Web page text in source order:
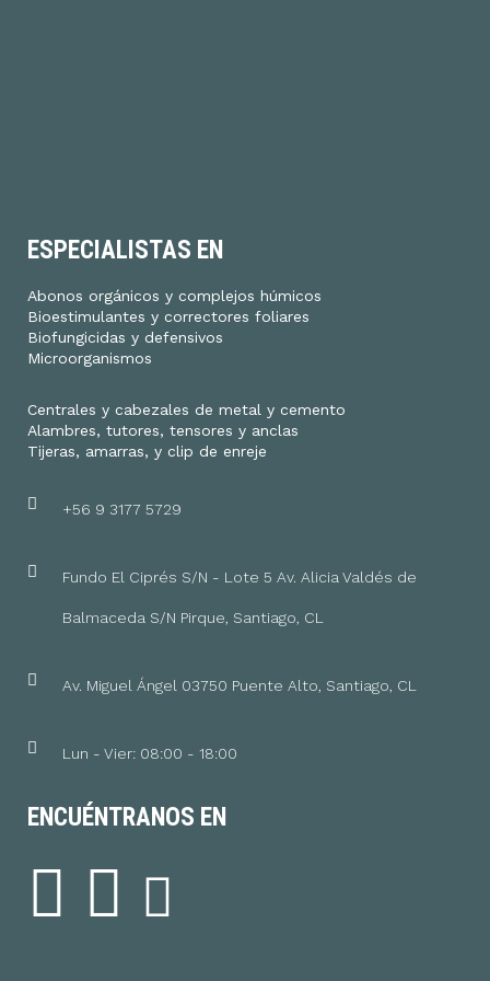
ESPECIALISTAS EN
Abonos orgánicos y complejos húmicos
Bioestimulantes y correctores foliares
Biofungicidas y defensivos
Microorganismos
Centrales y cabezales de metal y cemento
Alambres, tutores, tensores y anclas
Tijeras, amarras, y clip de enreje
+56 9 3177 5729
Fundo El Ciprés S/N - Lote 5 Av. Alicia Valdés de
Balmaceda S/N Pirque, Santiago, CL
Av. Miguel Ángel 03750 Puente Alto, Santiago, CL
Lun - Vier: 08:00 - 18:00
ENCUÉNTRANOS EN